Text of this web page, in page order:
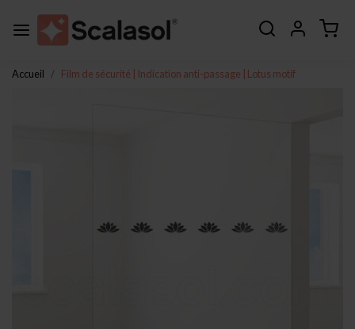
Accueil Film de sécurité | Indication anti-passage | Lotus motif